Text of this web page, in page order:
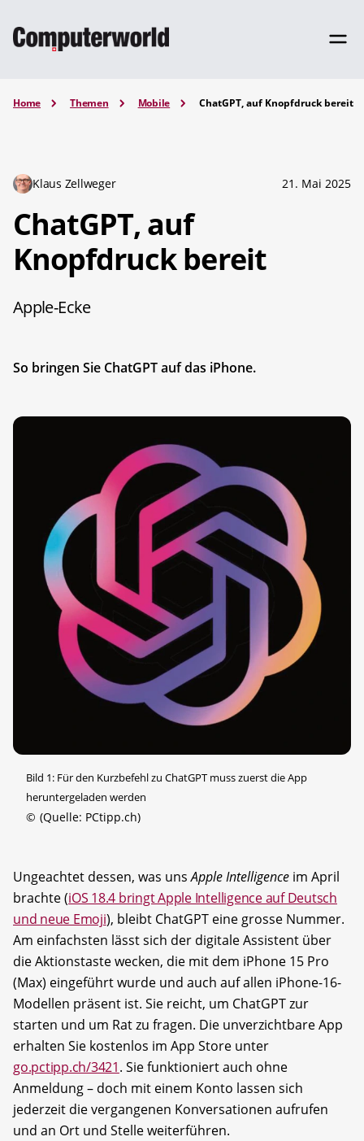
Home Themen Mobile ChatGPT, auf Knopfdruck bereit
Klaus Zellweger 21. Mai 2025
ChatGPT, auf
Knopfdruck bereit
Apple-Ecke
So bringen Sie ChatGPT auf das iPhone.
Bild 1: Für den Kurzbefehl zu ChatGPT muss zuerst die App
heruntergeladen werden
© (Quelle: PCtipp.ch)
Ungeachtet dessen, was unsApple Intelligence im April
brachte (iOS 18.4 bringt Apple Intelligence auf Deutsch
und neue Emoji), bleibt ChatGPT eine grosse Nummer.
Am einfachsten lässt sich der digitale Assistent über
die Aktionstaste wecken, die mit dem iPhone 15 Pro
(Max) eingeführt wurde und auch auf allen iPhone-16-
Modellen präsent ist. Sie reicht, um ChatGPT zur
starten und um Rat zu fragen. Die unverzichtbare App
erhalten Sie kostenlos im App Store unter
go.pctipp.ch/3421. Sie funktioniert auch ohne
Anmeldung – doch mit einem Konto lassen sich
jederzeit die vergangenen Konversationen aufrufen
und an Ort und Stelle weiterführen.